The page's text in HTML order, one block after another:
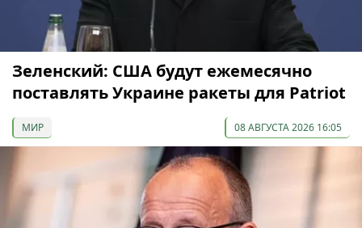
Зеленский: США будут ежемесячно
поставлять Украине ракеты для Patriot
МИР 08 АВГУСТА 2026 16:05